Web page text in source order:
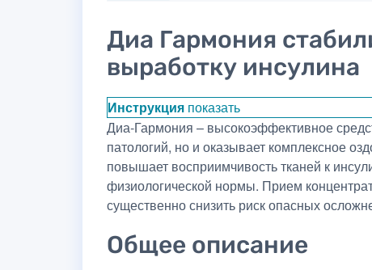
Диа Гармония
выработку инсулина
Инструкция показать
Диа-Гармония – высокоэффективное
патологий, но и оказывает комплексное
повышает восприимчивость тканей к
физиологической нормы. Прием
существенно снизить риск опасных
Общее описание